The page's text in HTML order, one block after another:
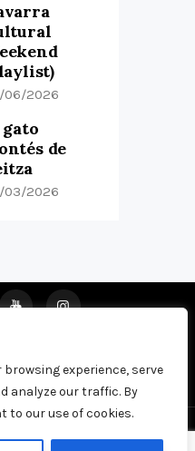
experience, serve
analyze our traffic. By
to our use of cookies.
06/2026
de
03/2026
Policy Contacts
All rights